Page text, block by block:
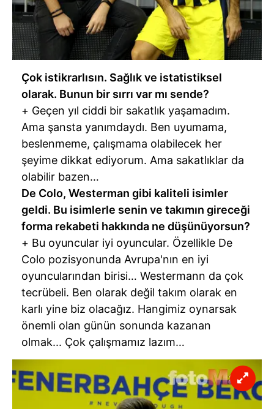
Çok istikrarlısın. Sağlık ve istatistiksel
olarak. Bunun bir sırrı var mı sende?
+ Geçen yıl ciddi bir sakatlık yaşamadım.
Ama şansta yanımdaydı. Ben uyumama,
beslenmeme, çalışmama olabilecek her
şeyime dikkat ediyorum. Ama sakatlıklar da
olabilir bazen…
De Colo, Westerman gibi kaliteli isimler
geldi. Bu isimlerle senin ve takımın gireceği
forma rekabeti hakkında ne düşünüyorsun?
+ Bu oyuncular iyi oyuncular. Özellikle De
Colo pozisyonunda Avrupa'nın en iyi
oyuncularından birisi… Westermann da çok
tecrübeli. Ben olarak değil takım olarak en
karlı yine biz olacağız. Hangimiz oynarsak
önemli olan günün sonunda kazanan
olmak... Çok çalışmamız lazım…